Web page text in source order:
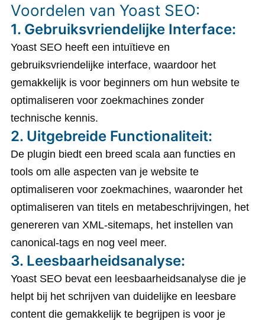
Voordelen van Yoast SEO:
1. Gebruiksvriendelijke Interface:
Yoast SEO heeft een intuïtieve en
gebruiksvriendelijke interface, waardoor het
gemakkelijk is voor beginners om hun website te
optimaliseren voor zoekmachines zonder
technische kennis.
2. Uitgebreide Functionaliteit:
De plugin biedt een breed scala aan functies en
tools om alle aspecten van je website te
optimaliseren voor zoekmachines, waaronder het
optimaliseren van titels en metabeschrijvingen, het
genereren van XML-sitemaps, het instellen van
canonical-tags en nog veel meer.
3. Leesbaarheidsanalyse:
Yoast SEO bevat een leesbaarheidsanalyse die je
helpt bij het schrijven van duidelijke en leesbare
content die gemakkelijk te begrijpen is voor je